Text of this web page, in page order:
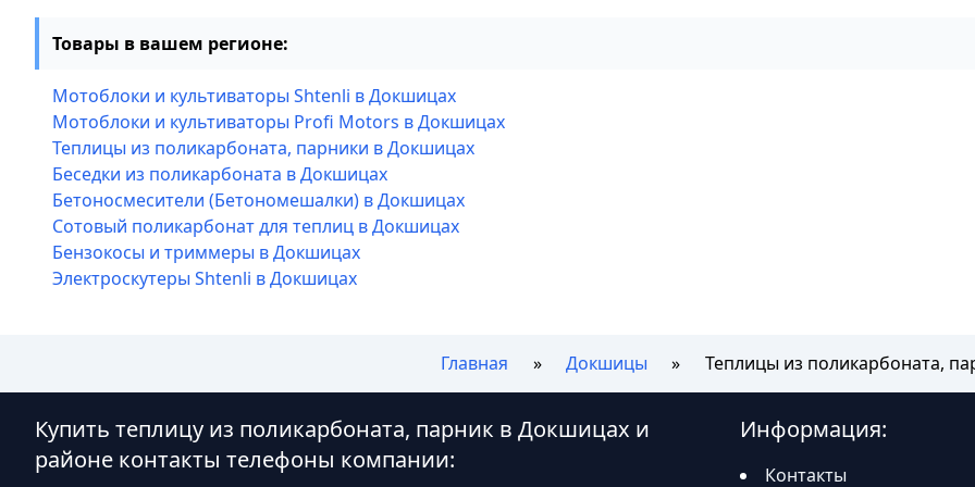
Товары в вашем регионе:
Мотоблоки и культиваторы Shtenli в Докшицах
Мотоблоки и культиваторы Profi Motors в Докшицах
Теплицы из поликарбоната, парники в Докшицах
Беседки из поликарбоната в Докшицах
Бетоносмесители (Бетономешалки) в Докшицах
Сотовый поликарбонат для теплиц в Докшицах
Бензокосы и триммеры в Докшицах
Электроскутеры Shtenli в Докшицах
Главная Докшицы Теплицы из поликарбоната,
Купить теплицу из поликарбоната, парник в Докшицах и
районе контакты телефоны компании:
Информация:
Контакты